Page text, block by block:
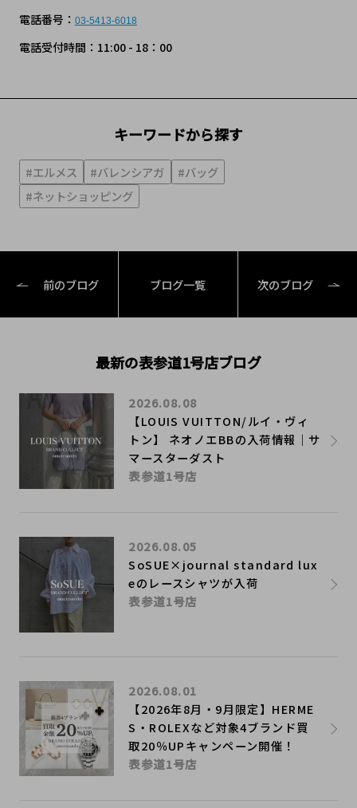
電話番号： 03-5413-6018
電話受付時間：11:00 - 18：00
キーワードから探す
#エルメス #バレンシアガ
#バッグ
#ネットショッピング
前のブログ ブログ一覧 次のブログ
最新の表参道1号店ブログ
【LOUIS VUITTON/ルイ・ヴィ
トン】 ネオノエBBの入荷情報｜サ
マースターダスト
2026.08.08
表参道1号店
SoSUE×journal standard lux
eのレースシャツが入荷
2026.08.05
表参道1号店
【2026年8月・9月限定】HERME
S・ROLEXなど対象4ブランド買
取20％UPキャンペーン開催！
2026.08.01
表参道1号店